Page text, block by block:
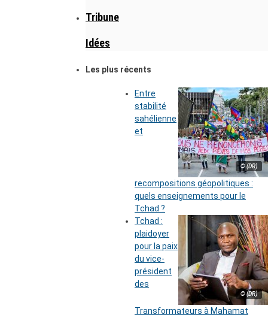
Tribune
Idées
Les plus récents
© (DR)
Entre
stabilité
sahélienne
et
recompositions géopolitiques :
quels enseignements pour le
Tchad ?
© (DR)
Tchad :
plaidoyer
pour la paix
du vice-
président
des
Transformateurs à Mahamat